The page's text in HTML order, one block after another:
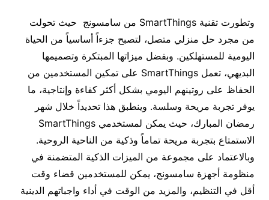
وتطورت تقنية SmartThings من سامسونج حيث تحولت
من مجرد حل منزلي متصل، لتصبح جزءاً أساسياً من الحياة
اليومية للمستهلكين. وبفضل ميزاتها المبتكرة وتصميمها
البديهي، تعمل SmartThings على تمكين المستخدمين من
الحفاظ على روتينهم اليومي بشكل أكثر كفاءة وإنتاجية، ما
يوفر تجربة مريحة وسلسة. وينطبق هذا تحديداً خلال شهر
رمضان المبارك، حيث يمكن لمستخدمي SmartThings
الاستمتاع بتجربة مريحة تماماً وذكية من الناحية الروحية.
وبالاعتماد على مجموعة من الميزات الذكية المتضمنة في
منظومة أجهزة سامسونج، يمكن للمستخدمين قضاء وقت
أقل في التنظيم، والمزيد من الوقت في أداء واجباتهم الدينية